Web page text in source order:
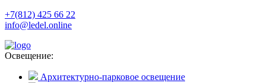
+7(812) 425 66 22
info@ledel.online
Освещение:
Архитектурно-парковое освещение